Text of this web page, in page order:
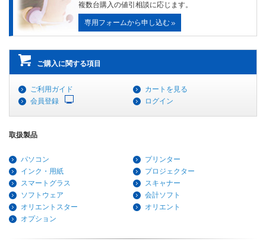
複数台購入の値引相談に応じます。
専用フォームから申し込む
ご購入に関する項目
ご利用ガイド
カートを見る
会員登録
ログイン
取扱製品
パソコン
プリンター
インク・用紙
プロジェクター
スマートグラス
スキャナー
ソフトウェア
会計ソフト
オリエントスター
オリエント
オプション